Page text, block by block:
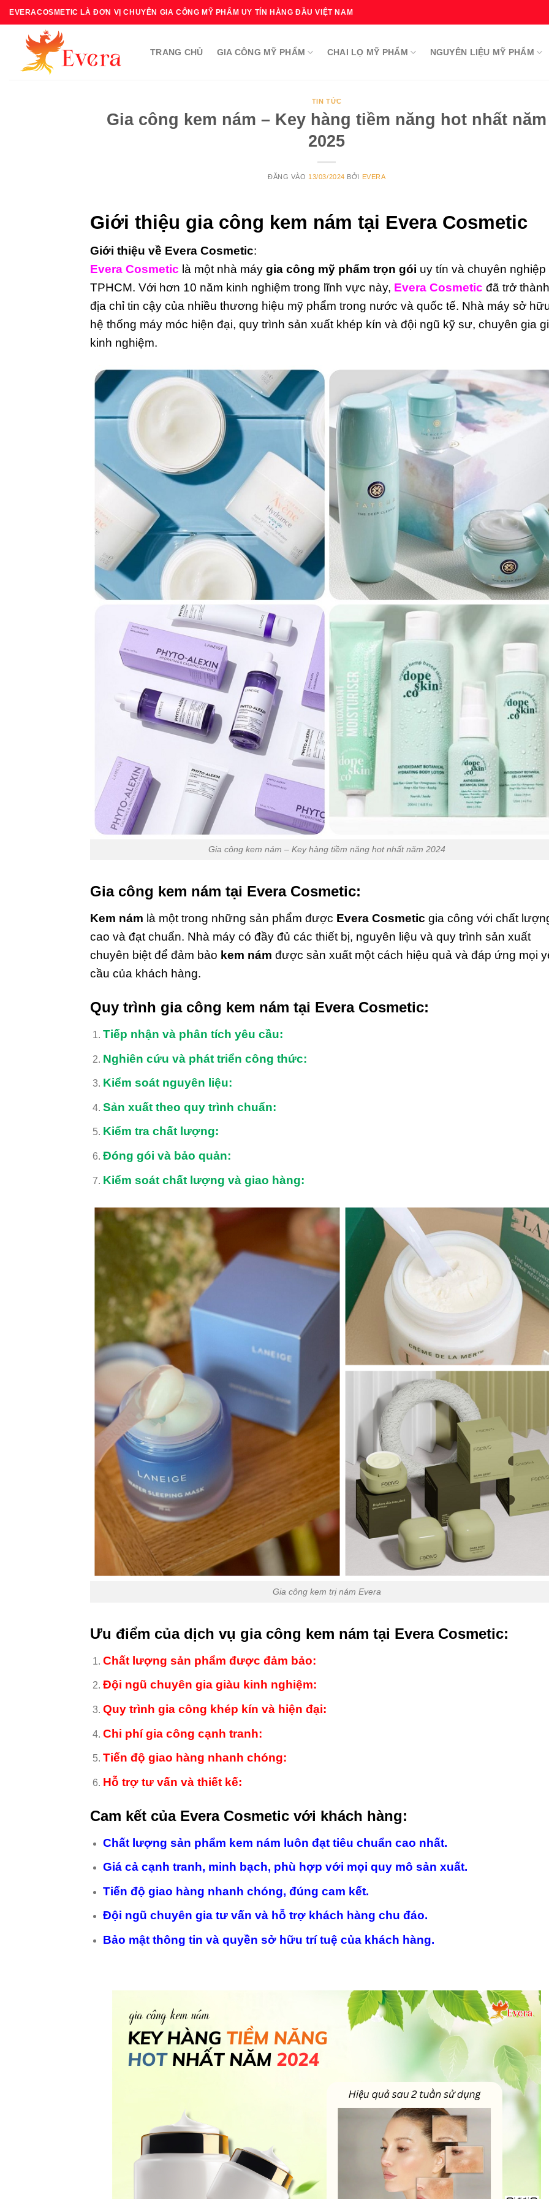
Bỏ
qua
EVERACOSMETIC LÀ ĐƠN VỊ CHUYÊN GIA CÔNG MỸ PHẨM UY TÍN HÀNG ĐẦU VIỆT NAM
TRANG CHỦ GIA CÔNG MỸ PHẨM CHAI LỌ MỸ PHẨM NGUYÊN LIỆU MỸ PHẨM
TIN TỨC
Gia công kem nám – Key hàng tiềm năng hot nhất năm
2025
ĐĂNG VÀO 13/03/2024 BỞI EVERA
Giới thiệu gia công kem nám tại Evera Cosmetic
Giới thiệu về Evera Cosmetic:
Evera Cosmetic là một nhà máy gia công mỹ phẩm trọn gói uy tín và chuyên nghiệp
TPHCM. Với hơn 10 năm kinh nghiệm trong lĩnh vực này, Evera Cosmetic đã trở thành
địa chỉ tin cậy của nhiều thương hiệu mỹ phẩm trong nước và quốc tế. Nhà máy sở
hệ thống máy móc hiện đại, quy trình sản xuất khép kín và đội ngũ kỹ sư, chuyên gia
kinh nghiệm.
Gia công kem nám – Key hàng tiềm năng hot nhất năm 2024
Gia công kem nám tại Evera Cosmetic:
Kem nám là một trong những sản phẩm được Evera Cosmetic gia công với chất
cao và đạt chuẩn. Nhà máy có đầy đủ các thiết bị, nguyên liệu và quy trình sản xuất
chuyên biệt để đảm bảo kem nám được sản xuất một cách hiệu quả và đáp ứng mọi
cầu của khách hàng.
Quy trình gia công kem nám tại Evera Cosmetic:
Tiếp nhận và phân tích yêu cầu:
Nghiên cứu và phát triển công thức:
Kiểm soát nguyên liệu:
Sản xuất theo quy trình chuẩn:
Kiểm tra chất lượng:
Đóng gói và bảo quản:
Kiểm soát chất lượng và giao hàng:
Gia công kem trị nám Evera
Ưu điểm của dịch vụ gia công kem nám tại Evera Cosmetic:
Chất lượng sản phẩm được đảm bảo:
Đội ngũ chuyên gia giàu kinh nghiệm:
Quy trình gia công khép kín và hiện đại:
Chi phí gia công cạnh tranh:
Tiến độ giao hàng nhanh chóng:
Hỗ trợ tư vấn và thiết kế:
Cam kết của Evera Cosmetic với khách hàng:
Chất lượng sản phẩm kem nám luôn đạt tiêu chuẩn cao nhất.
Giá cả cạnh tranh, minh bạch, phù hợp với mọi quy mô sản xuất.
Tiến độ giao hàng nhanh chóng, đúng cam kết.
Đội ngũ chuyên gia tư vấn và hỗ trợ khách hàng chu đáo.
Bảo mật thông tin và quyền sở hữu trí tuệ của khách hàng.